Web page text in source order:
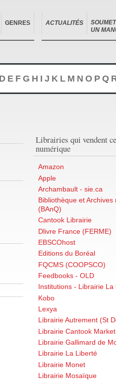
GENRES ACTUALITÉS
UN
D E F G H I J K L M N O P Q
Librairies qui vendent
numérique
Amazon
Apple
Archambault - sie.ca
Bibliothèque et
(BAnQ)
Cantook Librairie
Dlivre France (FERME)
EBSCOhost
Editions du Boréal
FQCMS (COOPSCO)
Feedbooks - OLD
Institutions - Librairie La
Kobo
Lexya
Librairie Autrement (St
Librairie Cantook
Librairie Gallimard de
Librairie La Liberté
Librairie Monet
Librairie Mosaïque